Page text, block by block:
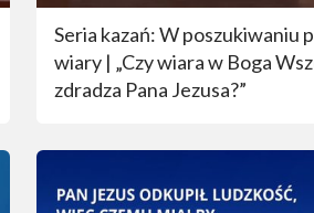
Seria kazań: W poszukiwaniu
wiary | „Czy wiara w Boga
zdradza Pana Jezusa?”